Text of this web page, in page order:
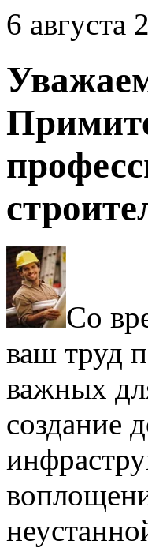
6 августа
Со
ваш труд
важных
создание